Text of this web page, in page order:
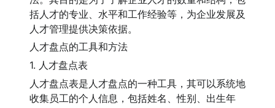
括人才的专业、水平和工作经验等，为企业发展及
人才管理提供决策依据。
人才盘点的工具和方法
1. 人才盘点表
人才盘点表是人才盘点的一种工具，其可以系统地
收集员工的个人信息，包括姓名、性别、出生年